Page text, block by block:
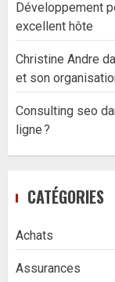
Développement
excellent hôte
Christine Andre
et son
Consulting seo
ligne ?
CATÉGORIES
Achats
Assurances